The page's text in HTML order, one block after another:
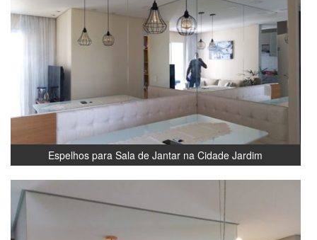
Espelhos para Sala de Jantar na Cidade Jardim